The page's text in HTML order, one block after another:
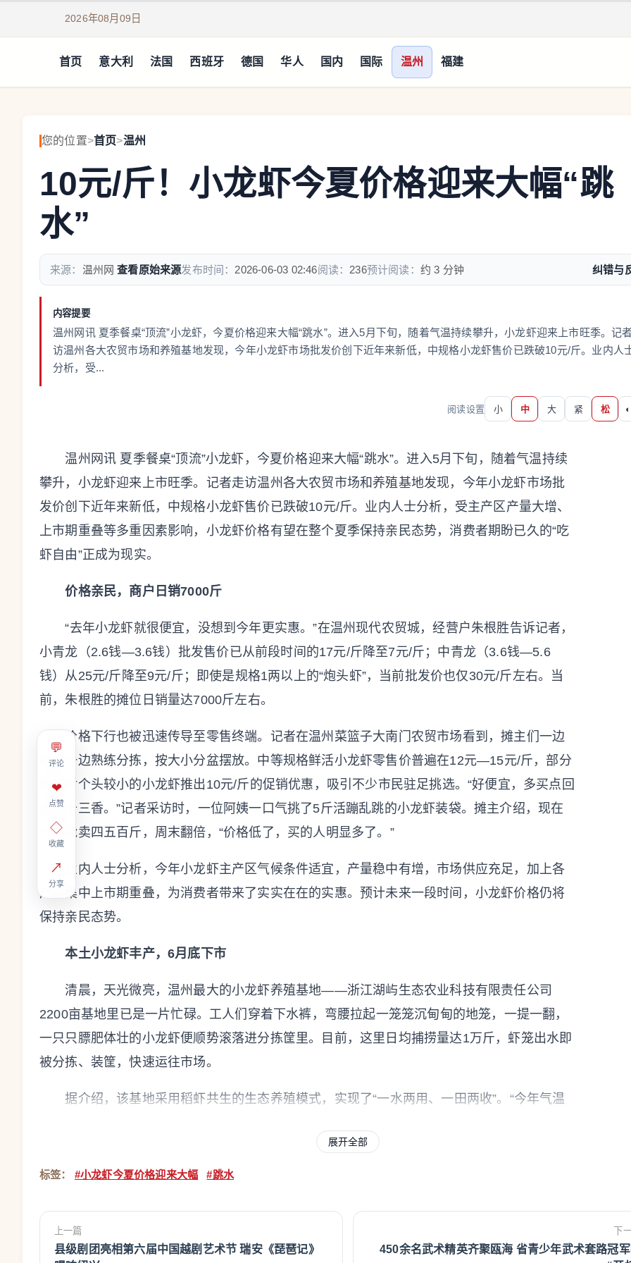
2026年08月09日
首页 意大利 法国 西班牙 德国 华人 国内 国际 温州 福建
您的位置>首页>温州
10元/斤！小龙虾今夏价格迎来大幅“跳
水”
来源： 温州网 查看原始来源发布时间： 2026-06-03 02:46阅读： 236预计阅读： 约 3 分钟 纠错与
内容提要
温州网讯 夏季餐桌“顶流”小龙虾，今夏价格迎来大幅“跳水”。进入5月下旬，随着气温持续攀升，小龙虾迎来上市旺季。记
访温州各大农贸市场和养殖基地发现，今年小龙虾市场批发价创下近年来新低，中规格小龙虾售价已跌破10元/斤。业内人
分析，受...
阅读设置 小 中 大 紧 松 ◐
💬
评论
❤
点赞
◇
收藏
↗
分享
温州网讯 夏季餐桌“顶流”小龙虾，今夏价格迎来大幅“跳水”。进入5月下旬，随着气温持续
攀升，小龙虾迎来上市旺季。记者走访温州各大农贸市场和养殖基地发现，今年小龙虾市场批
发价创下近年来新低，中规格小龙虾售价已跌破10元/斤。业内人士分析，受主产区产量大增、
上市期重叠等多重因素影响，小龙虾价格有望在整个夏季保持亲民态势，消费者期盼已久的“吃
虾自由”正成为现实。
价格亲民，商户日销7000斤
“去年小龙虾就很便宜，没想到今年更实惠。”在温州现代农贸城，经营户朱根胜告诉记者，
小青龙（2.6钱—3.6钱）批发售价已从前段时间的17元/斤降至7元/斤；中青龙（3.6钱—5.6
钱）从25元/斤降至9元/斤；即使是规格1两以上的“炮头虾”，当前批发价也仅30元/斤左右。当
前，朱根胜的摊位日销量达7000斤左右。
价格下行也被迅速传导至零售终端。记者在温州菜篮子大南门农贸市场看到，摊主们一边
吆喝一边熟练分拣，按大小分盆摆放。中等规格鲜活小龙虾零售价普遍在12元—15元/斤，部分
摊主对个头较小的小龙虾推出10元/斤的促销优惠，吸引不少市民驻足挑选。“好便宜，多买点回
去烧十三香。”记者采访时，一位阿姨一口气挑了5斤活蹦乱跳的小龙虾装袋。摊主介绍，现在
一天能卖四五百斤，周末翻倍，“价格低了，买的人明显多了。”
业内人士分析，今年小龙虾主产区气候条件适宜，产量稳中有增，市场供应充足，加上各
产区集中上市期重叠，为消费者带来了实实在在的实惠。预计未来一段时间，小龙虾价格仍将
保持亲民态势。
本土小龙虾丰产，6月底下市
清晨，天光微亮，温州最大的小龙虾养殖基地——浙江湖屿生态农业科技有限责任公司
2200亩基地里已是一片忙碌。工人们穿着下水裤，弯腰拉起一笼笼沉甸甸的地笼，一提一翻，
一只只膘肥体壮的小龙虾便顺势滚落进分拣筐里。目前，这里日均捕捞量达1万斤，虾笼出水即
被分拣、装筐，快速运往市场。
据介绍，该基地采用稻虾共生的生态养殖模式，实现了“一水两用、一田两收”。“今年气温
势和规模化经营，基地在丰产的同时保持了稳定高效的市场供应能力，当前，该基地的小龙虾
凭借高品质，深受批发商和餐饮企业青睐。
吴晓俭介绍，基地的小龙虾于3月初上市，预计在6月底收官。谈到今年的价格，他直言：
“太便宜了，堪称近几年的最低价。”
展开全部
标签： #小龙虾今夏价格迎来大幅 #跳水
上一篇
县级剧团亮相第六届中国越剧艺术节 瑞安《琵琶记》
下
450余名武术精英齐聚瓯海 省青少年武术套路冠